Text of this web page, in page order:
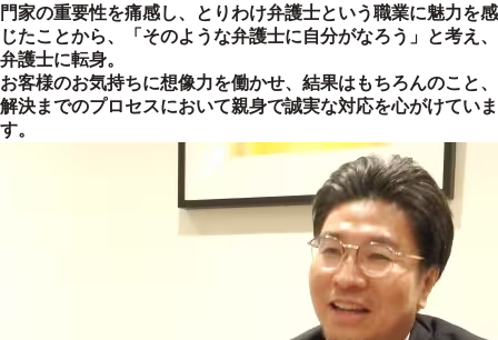
門家の重要性を痛感し、とりわけ弁護士という職業に魅力を感
じたことから、「そのような弁護士に自分がなろう」と考え、
弁護士に転身。
お客様のお気持ちに想像力を働かせ、結果はもちろんのこと、
解決までのプロセスにおいて親身で誠実な対応を心がけていま
す。